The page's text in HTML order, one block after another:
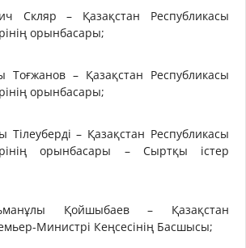
Скляр – Қазақстан Республикасы
орынбасары;
Тоғжанов – Қазақстан Республикасы
орынбасары;
Тілеуберді – Қазақстан Республикасы
орынбасары – Сыртқы істер
Қойшыбаев – Қазақстан
Министрі Кеңсесінің Басшысы;